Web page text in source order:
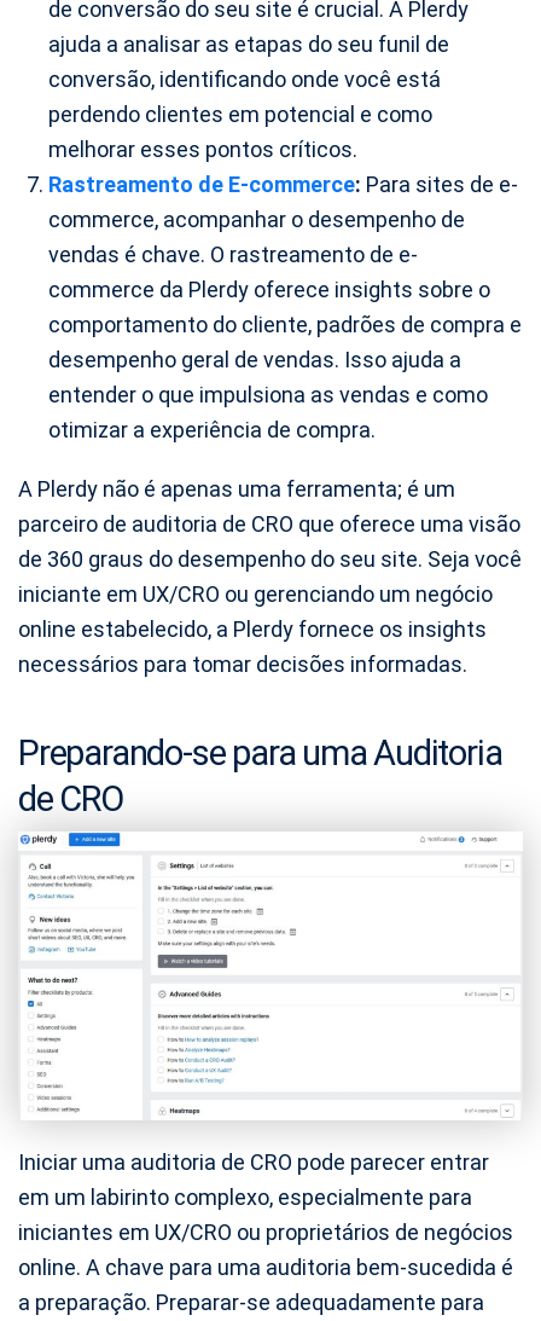
de conversão do seu site é crucial. A Plerdy
ajuda a analisar as etapas do seu funil de
conversão, identificando onde você está
perdendo clientes em potencial e como
melhorar esses pontos críticos.
Rastreamento de E-commerce: Para sites de e-
commerce, acompanhar o desempenho de
vendas é chave. O rastreamento de e-
commerce da Plerdy oferece insights sobre o
comportamento do cliente, padrões de compra e
desempenho geral de vendas. Isso ajuda a
entender o que impulsiona as vendas e como
otimizar a experiência de compra.
A Plerdy não é apenas uma ferramenta; é um
parceiro de auditoria de CRO que oferece uma visão
de 360 graus do desempenho do seu site. Seja você
iniciante em UX/CRO ou gerenciando um negócio
online estabelecido, a Plerdy fornece os insights
necessários para tomar decisões informadas.
Preparando-se para uma Auditoria
de CRO
Iniciar uma auditoria de CRO pode parecer entrar
em um labirinto complexo, especialmente para
iniciantes em UX/CRO ou proprietários de negócios
online. A chave para uma auditoria bem-sucedida é
a preparação. Preparar-se adequadamente para